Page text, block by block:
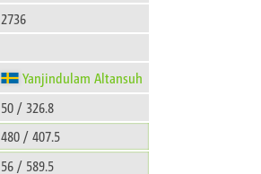
2736
Yanjindulam Altansuh
50 / 326.8
480 / 407.5
56 / 589.5